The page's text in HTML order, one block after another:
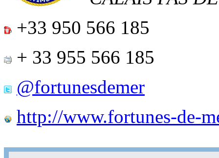
+33 950 566 185
+ 33 955 566 185
@fortunesdemer
http://www.fortunes-de-